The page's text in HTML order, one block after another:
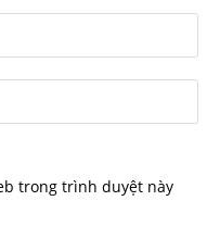
trong trình duyệt này